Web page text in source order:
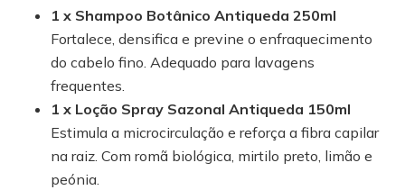
1 x Shampoo Botânico Antiqueda 250ml
Fortalece, densifica e previne o enfraquecimento
do cabelo fino. Adequado para lavagens
frequentes.
1 x Loção Spray Sazonal Antiqueda 150ml
Estimula a microcirculação e reforça a fibra capilar
na raiz. Com romã biológica, mirtilo preto, limão e
peónia.